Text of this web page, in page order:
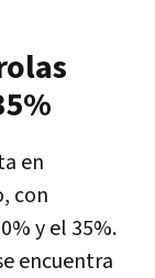
en
con
y el 35%.
encuentra